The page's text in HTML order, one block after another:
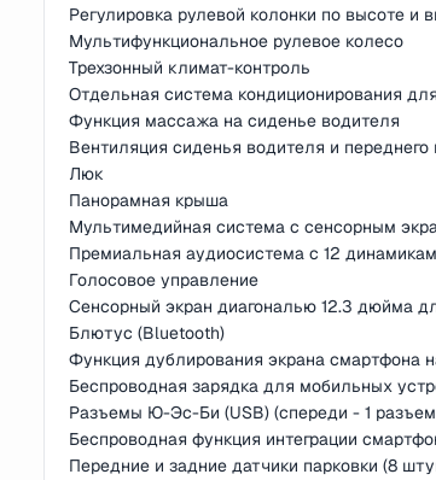
Регулировка рулевой колонки по высоте и
Мультифункциональное рулевое колесо
Трехзонный климат-контроль
Отдельная система кондиционирования
Функция массажа на сиденье водителя
Вентиляция сиденья водителя и
Люк
Панорамная крыша
Мультимедийная система с сенсорным
Премиальная аудиосистема с 12
Голосовое управление
Сенсорный экран диагональю 12.3 дюйма
Блютус (Bluetooth)
Функция дублирования экрана смартфона
Беспроводная зарядка для мобильных
Разъемы Ю-Эс-Би (USB) (спереди - 1
Беспроводная функция интеграции
Передние и задние датчики парковки (8